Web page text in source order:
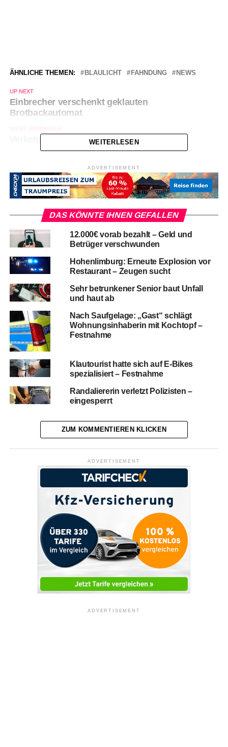
ÄHNLICHE THEMEN: BLAULICHT FAHNDUNG NEWS
UP NEXT
Einbrecher verschenkt geklauten
Brotbackautomat
Verkehrschaos nach Bombendrohung
WEITERLESEN
ADVERTISEMENT
DAS KÖNNTE IHNEN GEFALLEN
12.000€ vorab bezahlt – Geld und
Betrüger verschwunden
Hohenlimburg: Erneute Explosion vor
Restaurant – Zeugen sucht
Sehr betrunkener Senior baut Unfall
und haut ab
Nach Saufgelage: „Gast“ schlägt
Wohnungsinhaberin mit Kochtopf –
Festnahme
Klautourist hatte sich auf E-Bikes
spezialisiert – Festnahme
Randaliererin verletzt Polizisten –
eingesperrt
ZUM KOMMENTIEREN KLICKEN
ADVERTISEMENT
ADVERTISEMENT